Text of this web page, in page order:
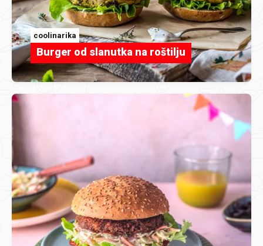
coolinarika
Burger od slanutka na roštilju